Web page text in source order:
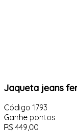
Jaqueta jeans
Código 1793
Ganhe pontos
R$ 449,00